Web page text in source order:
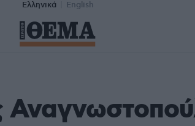
Ελληνικά English